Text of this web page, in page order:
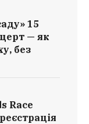
15
— як
без
Race